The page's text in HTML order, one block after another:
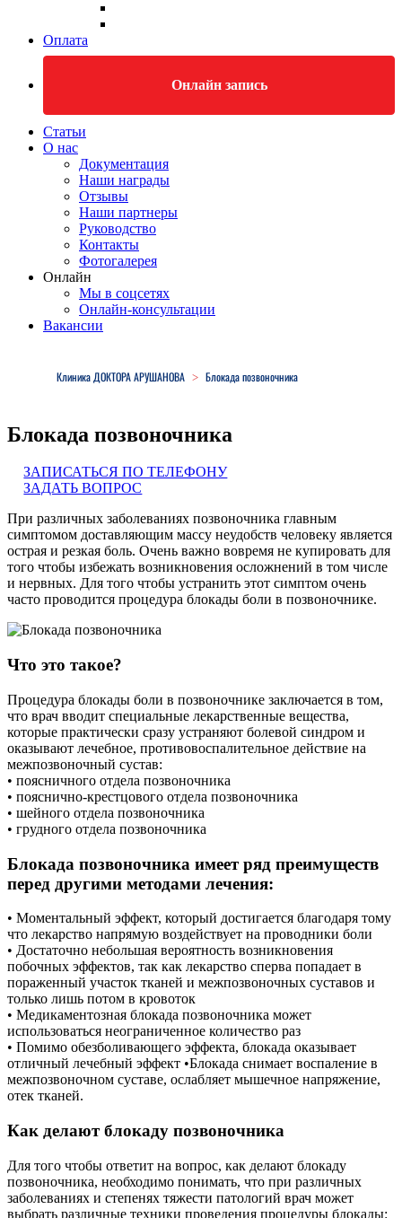
Оплата
Онлайн запись
Статьи
О нас
Документация
Наши награды
Отзывы
Наши партнеры
Руководство
Контакты
Фотогалерея
Онлайн
Мы в соцсетях
Онлайн-консультации
Вакансии
Клиника ДОКТОРА АРУШАНОВА > Блокада позвоночника
Блокада позвоночника
ЗАПИСАТЬСЯ ПО ТЕЛЕФОНУ
ЗАДАТЬ ВОПРОС
При различных заболеваниях позвоночника главным
симптомом доставляющим массу неудобств человеку является
острая и резкая боль. Очень важно вовремя не купировать для
того чтобы избежать возникновения осложнений в том числе
и нервных. Для того чтобы устранить этот симптом очень
часто проводится процедура блокады боли в позвоночнике.
Что это такое?
Процедура блокады боли в позвоночнике заключается в том,
что врач вводит специальные лекарственные вещества,
которые практически сразу устраняют болевой синдром и
оказывают лечебное, противовоспалительное действие на
межпозвоночный сустав:
• поясничного отдела позвоночника
• пояснично-крестцового отдела позвоночника
• шейного отдела позвоночника
• грудного отдела позвоночника
Блокада позвоночника имеет ряд преимуществ
перед другими методами лечения:
• Моментальный эффект, который достигается благодаря тому
что лекарство напрямую воздействует на проводники боли
• Достаточно небольшая вероятность возникновения
побочных эффектов, так как лекарство сперва попадает в
пораженный участок тканей и межпозвоночных суставов и
только лишь потом в кровоток
• Медикаментозная блокада позвоночника может
использоваться неограниченное количество раз
• Помимо обезболивающего эффекта, блокада оказывает
отличный лечебный эффект •Блокада снимает воспаление в
межпозвоночном суставе, ослабляет мышечное напряжение,
отек тканей.
Как делают блокаду позвоночника
Для того чтобы ответит на вопрос, как делают блокаду
позвоночника, необходимо понимать, что при различных
заболеваниях и степенях тяжести патологий врач может
выбрать различные техники проведения процедуры блокады: